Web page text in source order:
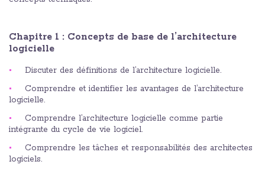
Chapitre 1 : Concepts de base de l’architecture
logicielle
Discuter des définitions de l’architecture logicielle.
Comprendre et identifier les avantages de l’architecture
logicielle.
Comprendre l’architecture logicielle comme partie
intégrante du cycle de vie logiciel.
Comprendre les tâches et responsabilités des architectes
logiciels.